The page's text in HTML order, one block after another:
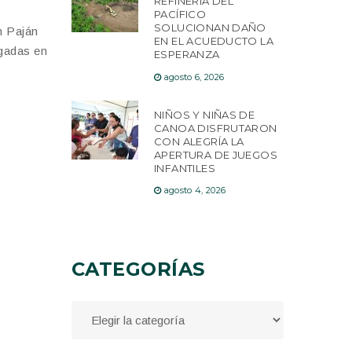
Paján
en
PACÍFICO
SOLUCIONAN DAÑO
EN EL ACUEDUCTO LA
ESPERANZA
agosto 6, 2026
NIÑOS Y NIÑAS DE
CANOA DISFRUTARON
CON ALEGRÍA LA
APERTURA DE JUEGOS
INFANTILES
agosto 4, 2026
CATEGORÍAS